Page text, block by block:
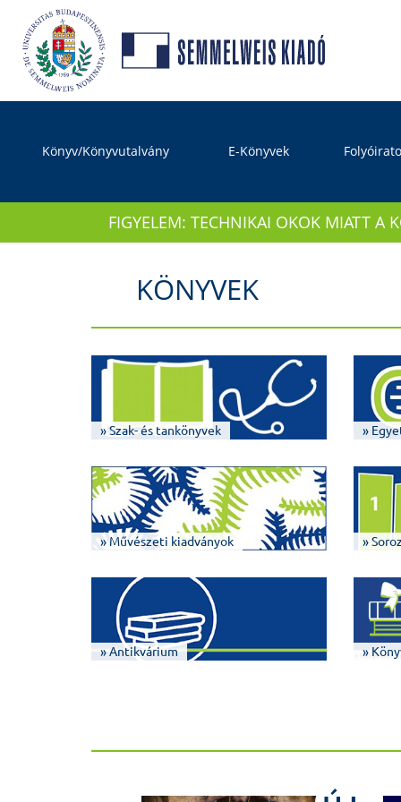
Könyv/Könyvutalvány E-Könyvek
FIGYELEM: TECHNIKAI OKOK MIATT A
KÖNYVEK
» Szak- és tankönyvek »
» Művészeti kiadványok »
» Antikvárium »